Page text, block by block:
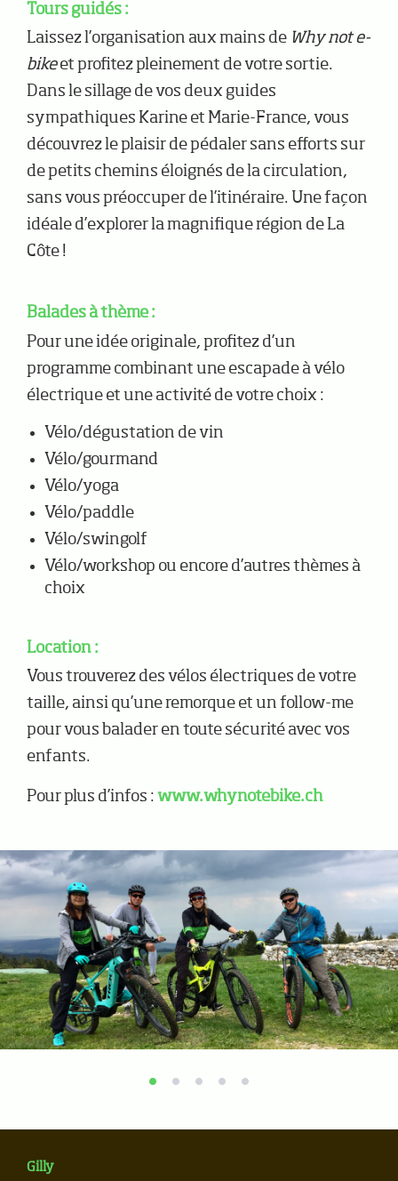
Tours guidés :
Laissez l’organisation aux mains de Why not e-
bikeet profitez pleinement de votre sortie.
Dans le sillage de vos deux guides
sympathiques Karine et Marie-France, vous
découvrez le plaisir de pédaler sans efforts sur
de petits chemins éloignés de la circulation,
sans vous préoccuper de l’itinéraire. Une façon
idéale d’explorer la magnifique région de La
Côte !
Balades à thème :
Pour une idée originale, profitez d’un
programme combinant une escapade à vélo
électrique et une activité de votre choix :
Vélo/dégustation de vin
Vélo/gourmand
Vélo/yoga
Vélo/paddle
Vélo/swingolf
Vélo/workshop ou encore d’autres thèmes à
choix
Location :
Vous trouverez des vélos électriques de votre
taille, ainsi qu’une remorque et un follow-me
pour vous balader en toute sécurité avec vos
enfants.
Pour plus d’infos : www.whynotebike.ch
Gilly